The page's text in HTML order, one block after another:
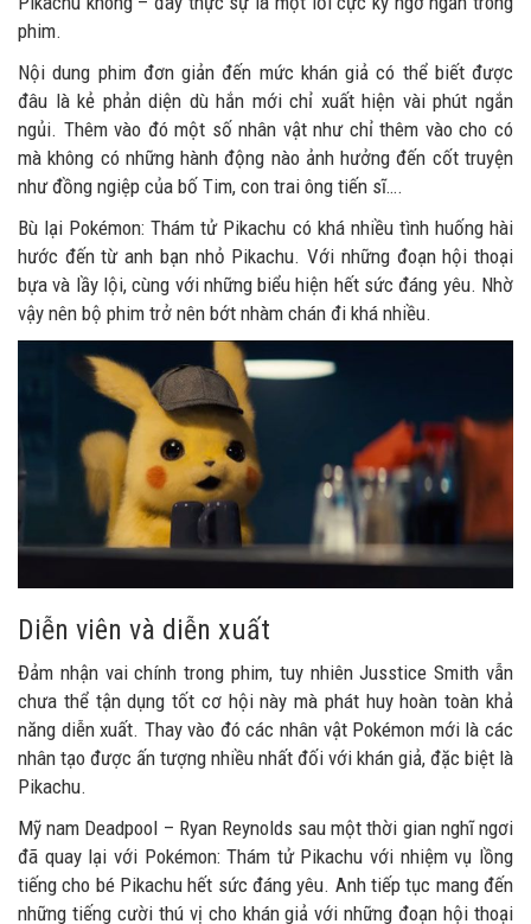
phim.
Nội dung phim đơn giản đến mức khán giả có thể biết được
đâu là kẻ phản diện dù hắn mới chỉ xuất hiện vài phút ngắn
ngủi. Thêm vào đó một số nhân vật như chỉ thêm vào cho có
mà không có những hành động nào ảnh hưởng đến cốt truyện
như đồng ngiệp của bố Tim, con trai ông tiến sĩ….
Bù lại Pokémon: Thám tử Pikachu có khá nhiều tình huống hài
hước đến từ anh bạn nhỏ Pikachu. Với những đoạn hội thoại
bựa và lầy lội, cùng với những biểu hiện hết sức đáng yêu. Nhờ
vậy nên bộ phim trở nên bớt nhàm chán đi khá nhiều.
Diễn viên và diễn xuất
Đảm nhận vai chính trong phim, tuy nhiên Jusstice Smith vẫn
chưa thể tận dụng tốt cơ hội này mà phát huy hoàn toàn khả
năng diễn xuất. Thay vào đó các nhân vật Pokémon mới là các
nhân tạo được ấn tượng nhiều nhất đối với khán giả, đặc biệt là
Pikachu.
Mỹ nam Deadpool – Ryan Reynolds sau một thời gian nghĩ ngơi
đã quay lại với Pokémon: Thám tử Pikachu với nhiệm vụ lồng
tiếng cho bé Pikachu hết sức đáng yêu. Anh tiếp tục mang đến
những tiếng cười thú vị cho khán giả với những đoạn hội thoại